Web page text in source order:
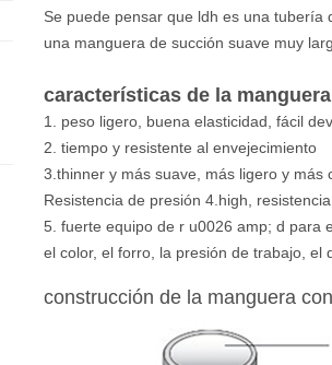
Se puede pensar que ldh es una
una manguera de succión suave muy
características de la
1. peso ligero, buena elasticidad, fácil
2. tiempo y resistente al envejecimiento
3.thinner y más suave, más ligero y más
Resistencia de presión 4.high,
5. fuerte equipo de r u0026 amp; d para
el color, el forro, la presión de trabajo, el
construcción de la manguera